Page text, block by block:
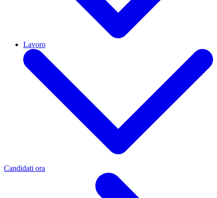
Lavoro
Candidati ora